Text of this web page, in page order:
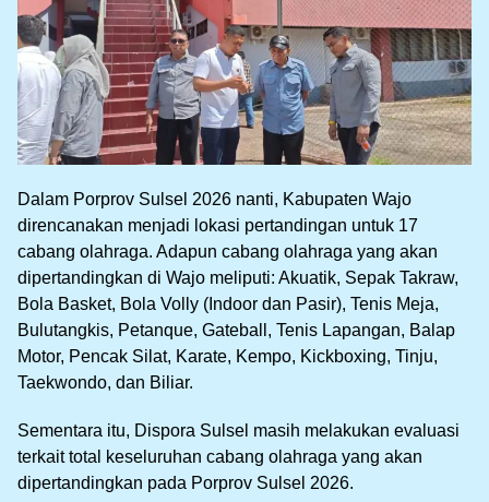
Dalam Porprov Sulsel 2026 nanti, Kabupaten Wajo
direncanakan menjadi lokasi pertandingan untuk 17
cabang olahraga. Adapun cabang olahraga yang akan
dipertandingkan di Wajo meliputi: Akuatik, Sepak Takraw,
Bola Basket, Bola Volly (Indoor dan Pasir), Tenis Meja,
Bulutangkis, Petanque, Gateball, Tenis Lapangan, Balap
Motor, Pencak Silat, Karate, Kempo, Kickboxing, Tinju,
Taekwondo, dan Biliar.
Sementara itu, Dispora Sulsel masih melakukan evaluasi
terkait total keseluruhan cabang olahraga yang akan
dipertandingkan pada Porprov Sulsel 2026.